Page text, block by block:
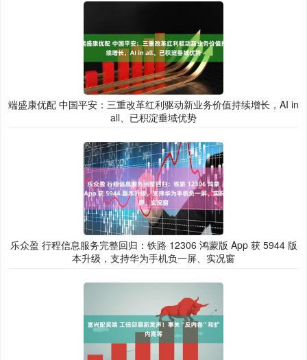
端盛康优配 中国平安：三重改革红利驱动新业务价值持续增长，AI in
all、已积淀垂域优势
乐众盈 行程信息服务完整回归：铁路 12306 鸿蒙版 App 获 5944 版
本升级，支持华为手机负一屏、实况窗